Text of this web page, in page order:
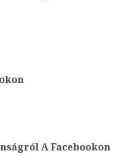
A Facebookon